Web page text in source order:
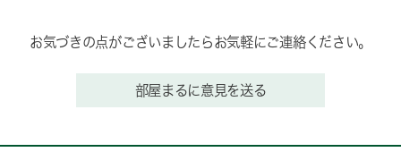
お気づきの点がございましたらお気軽にご連絡ください。
部屋まるに意見を送る